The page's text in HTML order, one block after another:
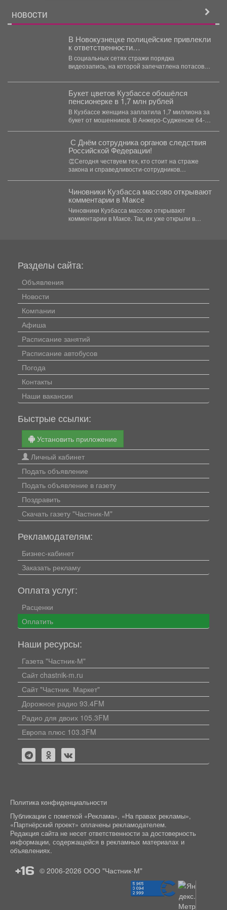
НОВОСТИ
В Новокузнецке полицейские привлекли
к ответственности
несовершеннолетнего участника
конфликта во дворе многоквартирного
дома
В социальных сетях стражи порядка
видеозапись, на которой запечатлена потасовка
Букет цветов Кузбассе обошёлся
пенсионерке в 1,7 млн рублей
В Кузбассе женщина заплатила 1,7 миллиона за
букет от мошенников. В Анжеро-Судженске 64-
️ С Днём сотрудника органов следствия
Российской Федерации!️
👏Сегодня чествуем тех, кто стоит на страже
закона и справедливости-сотрудников
Чиновники Кузбасса массово открывают
комментарии в Максе
Чиновники Кузбасса массово открывают
комментарии в Максе. Так, их уже открыли в
Разделы сайта:
Объявления
Новости
Компании
Афиша
Расписание занятий
Расписание автобусов
Погода
Контакты
Наши вакансии
Быстрые ссылки:
Установить приложение
Личный кабинет
Подать объявление
Подать объявление в газету
Поздравить
Скачать газету "Частник-М"
Рекламодателям:
Бизнес-кабинет
Заказать рекламу
Оплата услуг:
Расценки
Оплатить
Наши ресурсы:
Газета "Частник-М"
Сайт chastnik-m.ru
Сайт "Частник. Маркет"
Дорожное радио 93.4FM
Радио для двоих 105.3FM
Европа плюс 103.3FM
Политика конфиденциальности
Публикации с пометкой «Реклама», «На правах рекламы»,
«Партнёрский проект» оплачены рекламодателем.
Редакция сайта не несет ответственности за достоверность
информации, содержащейся в рекламных материалах и
объявлениях.
+16 © 2006-2026 ООО "Частник-М"